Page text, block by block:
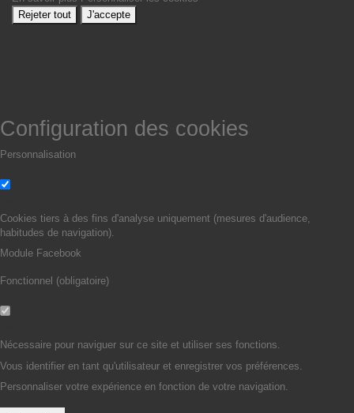
Rejeter tout
J'accepte
Configuration des cookies
Personnalisation
Cookies tiers à des fins d'analyse uniquement (mesures d'audience,
habitudes de navigation).
Module Facebook
Fonctionnel (obligatoire)
Nécessaire pour naviguer sur ce site et utiliser ses fonctions.
Vous identifier en tant qu'utilisateur et enregistrer vos préférences.
Personnaliser votre expérience en fonction de votre navigation.